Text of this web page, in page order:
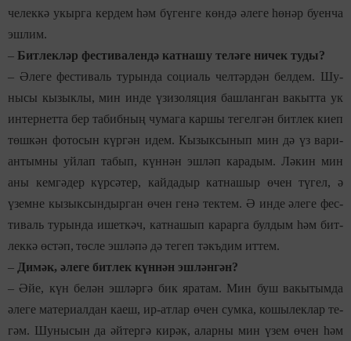
че­лек­кә укыр­га кер­дем һәм бү­ген­ге көн­дә әле­ге һө­нәр бу­ен­ча
эш­лим.
– Бит­лек­ләр фес­ти­ва­лен­дә кат­на­шу те­лә­ге ни­чек ту­ды?
– Әле­ге фес­ти­валь ту­рын­да со­ци­аль чел­тәр­дән бел­дем. Шу­
ны­сы кы­зык­лы, мин ин­де үзи­зо­ля­ция баш­лан­ган ва­кыт­та ук
ин­тер­нет­та бер та­биб­ның чу­ма­га кар­шы те­гел­гән бит­лек ки­еп
төш­кән фо­то­сын күр­гән идем. Кы­зык­сы­нып мин дә үз ва­ри­
ан­тым­ны уй­лап та­бып, күн­нән эш­ләп ка­ра­дым. Лә­кин мин
аны кем­гә­дер күр­сә­тер, кай­да­дыр кат­на­шыр өчен тү­гел, ә
үзем­не кы­зык­сын­дыр­ган өчен ге­нә тек­тем. Ә ин­де әле­ге фес­
ти­валь ту­рын­да ишет­кәч, кат­на­шып ка­рар­га бул­дым һәм бит­
лек­кә өс­тәп, төс­ле эш­лә­пә дә те­геп тәкъ­дим ит­тем.
– Ди­мәк, әле­ге бит­лек күн­нән эш­лән­гән?
– Әйе, күн бе­лән эш­ләр­гә бик яра­там. Мин буш ва­кы­тым­да
әле­ге ма­те­ри­ал­дан ка­еш, ир-ат­лар өчен сум­ка, ко­шы­лек­лар те­
гәм. Шу­ны­сын да әй­тер­гәки­рәк, алар­ны мин үзем өчен һәм